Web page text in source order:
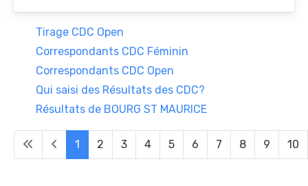
Tirage CDC Open
Correspondants CDC Féminin
Correspondants CDC Open
Qui saisi des Résultats des CDC?
Résultats de BOURG ST MAURICE
1 2 3 4 5 6 7 8 9 10